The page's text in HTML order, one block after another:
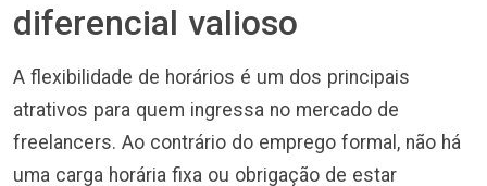
diferencial valioso
A flexibilidade de horários é um dos principais
atrativos para quem ingressa no mercado de
freelancers. Ao contrário do emprego formal, não há
uma carga horária fixa ou obrigação de estar